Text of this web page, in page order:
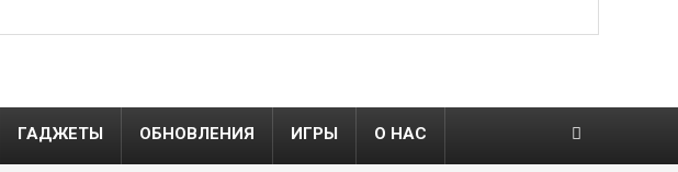
ГАДЖЕТЫ ОБНОВЛЕНИЯ ИГРЫ О НАС